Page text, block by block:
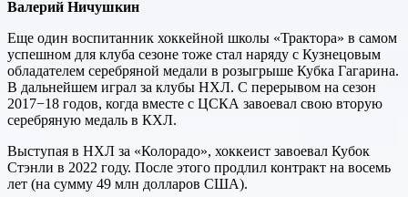
Валерий Ничушкин
Еще один воспитанник хоккейной школы «Трактора» в самом
успешном для клуба сезоне тоже стал наряду с Кузнецовым
обладателем серебряной медали в розыгрыше Кубка Гагарина.
В дальнейшем играл за клубы НХЛ. С перерывом на сезон
2017−18 годов, когда вместе с ЦСКА завоевал свою вторую
серебряную медаль в КХЛ.
Выступая в НХЛ за «Колорадо», хоккеист завоевал Кубок
Стэнли в 2022 году. После этого продлил контракт на восемь
лет (на сумму 49 млн долларов США).